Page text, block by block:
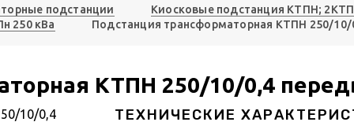
подстанции
Киосковые подстанция КТПН;
250 кВа Подстанция трансформаторная КТПН 250/
КТПН 250/10/0,4
ТЕХНИЧЕСКИЕ